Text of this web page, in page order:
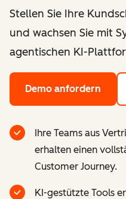
Stellen Sie Ihre
und wachsen Sie mit
agentischen KI-
Demo anfordern
Ihre Teams aus
erhalten einen
Customer Journey.
KI-gestützte Tools